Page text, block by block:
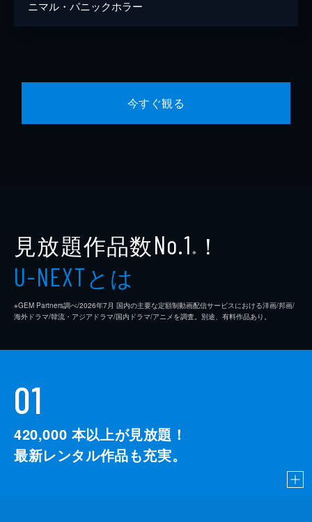
ニマル・パニックホラー
今すぐ観る
見放題作品数No.1 ※ ！
U-NEXTとは
※GEM Partners調べ/2026年7⽉ 国内の主要な定額制動画配信サービスにおける洋画/邦画/
海外ドラマ/韓流・アジアドラマ/国内ドラマ/アニメを調査。別途、有料作品あり。
01
420,000 本以上が見放題！
最新レンタル作品も充実。